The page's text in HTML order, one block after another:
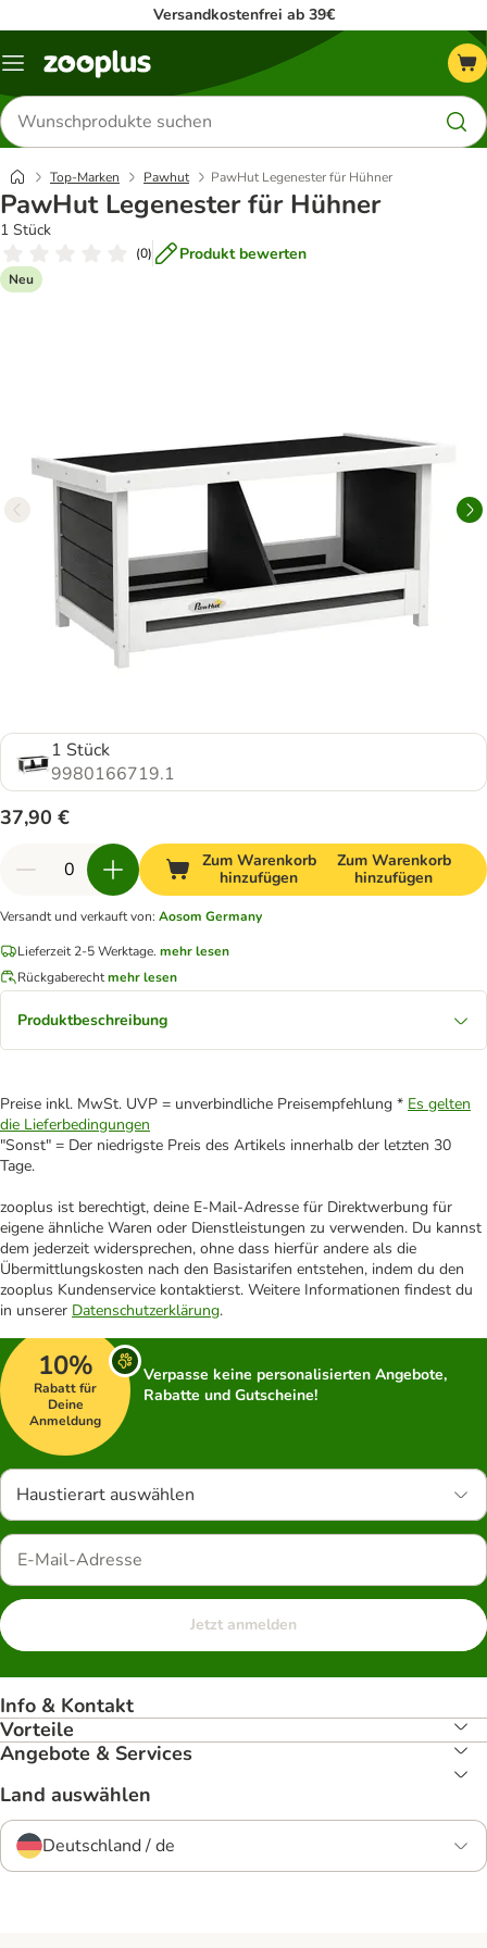
Versandkostenfrei ab 39€
Menü
Produkte
suchen
Top-Marken Pawhut PawHut Legenester für Hühner
PawHut Legenester für Hühner
1 Stück
(0) Produkt bewerten
Neu
1 Stück
9980166719.1
37,90 €
Zum Warenkorb
hinzufügen
Zum Warenkorb
hinzufügen
Versandt und verkauft von: Aosom Germany
Lieferzeit 2-5 Werktage. mehr lesen
Rückgaberechtmehr lesen
Produktbeschreibung
Preise inkl. MwSt. UVP = unverbindliche Preisempfehlung * Es gelten
die Lieferbedingungen
"Sonst" = Der niedrigste Preis des Artikels innerhalb der letzten 30
Tage.
zooplus ist berechtigt, deine E-Mail-Adresse für Direktwerbung für
eigene ähnliche Waren oder Dienstleistungen zu verwenden. Du kannst
dem jederzeit widersprechen, ohne dass hierfür andere als die
Übermittlungskosten nach den Basistarifen entstehen, indem du den
zooplus Kundenservice kontaktierst. Weitere Informationen findest du
in unserer Datenschutzerklärung.
10%
Rabatt für
Deine
Anmeldung
Verpasse keine personalisierten Angebote,
Rabatte und Gutscheine!
Haustierart auswählen
Jetzt anmelden
Info & Kontakt
Vorteile
Angebote & Services
Land auswählen
Deutschland / de